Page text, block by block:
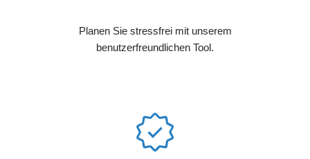
Planen Sie stressfrei mit unserem
benutzerfreundlichen Tool.